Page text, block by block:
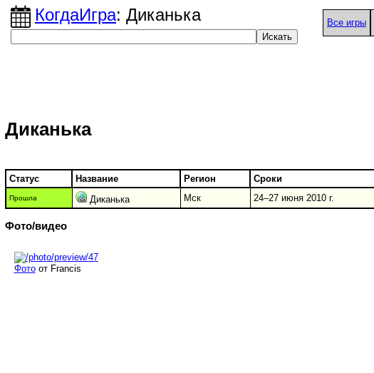
КогдаИгра: Диканька Все игры
Диканька
Статус Название Регион Сроки
Прошла Диканька Мск 24–27 июня 2010 г.
Фото/видео
Фотоот Francis